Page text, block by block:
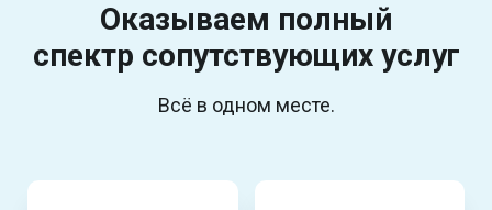
Оказываем полный
спектр сопутствующих услуг
Всё в одном месте.